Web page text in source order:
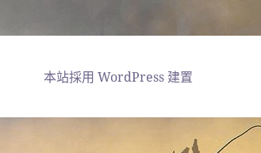
本站採用 WordPress 建置